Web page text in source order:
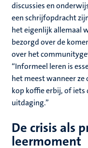
discussies en
een schrijfopdracht
het eigenlijk allemaal
bezorgd over de
over het
“Informeel leren is
het meest wanneer ze
kop koffie erbij, of iets
uitdaging.”
De crisis als
leermoment